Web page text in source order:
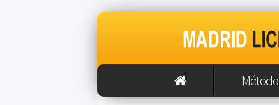
Método